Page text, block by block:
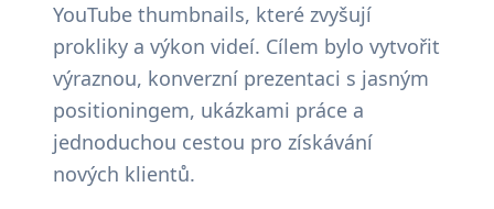
YouTube thumbnails, které zvyšují
prokliky a výkon videí. Cílem bylo vytvořit
výraznou, konverzní prezentaci s jasným
positioningem, ukázkami práce a
jednoduchou cestou pro získávání
nových klientů.